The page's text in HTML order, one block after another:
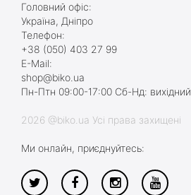
Головний офіс:
Україна, Дніпро
Телефон:
+38 (050) 403 27 99
E-Mail:
shop@biko.ua
Пн-Птн 09:00-17:00 Сб-Нд: вихідний
2026 @biko.ua Усі права захищені
Ми онлайн, приєднуйтесь: